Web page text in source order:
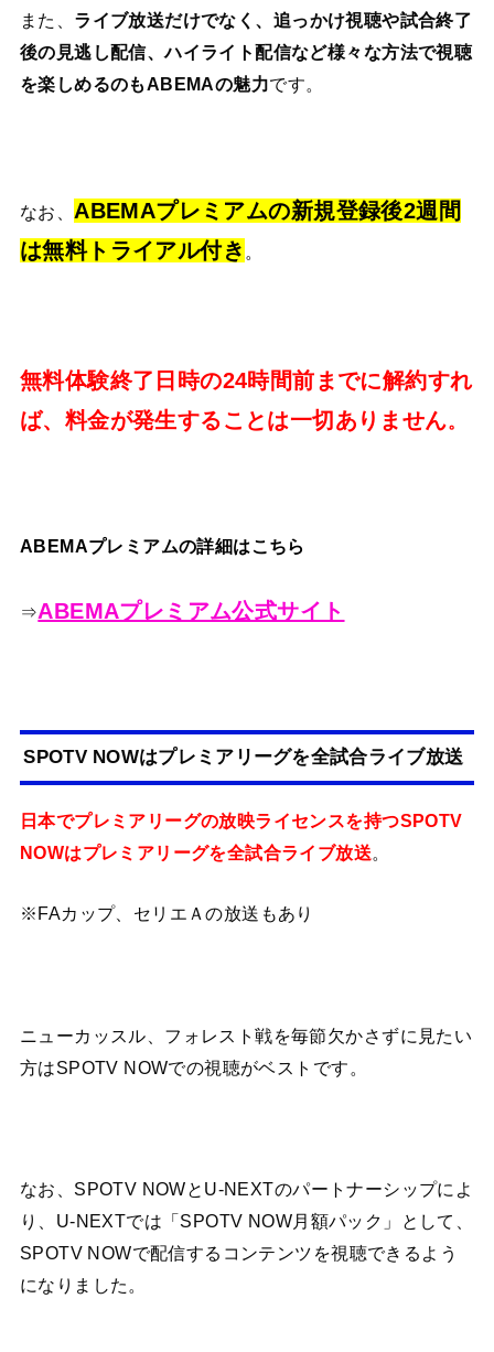
また、 ライブ放送だけでなく、追っかけ視聴や試合終了
後の見逃し配信、ハイライト配信など様々な方法で視聴
を楽しめるのもABEMAの魅力です。
なお、 ABEMAプレミアムの新規登録後2週間
は無料トライアル付き 。
無料体験終了日時の24時間前までに解約すれ
ば、料金が発生することは一切ありません。
ABEMAプレミアムの詳細はこちら
⇒ABEMAプレミアム公式サイト
SPOTV NOWはプレミアリーグを全試合ライブ放送
日本でプレミアリーグの放映ライセンスを持つSPOTV
NOWはプレミアリーグを全試合ライブ放送
※FAカップ、セリエＡの放送もあり
ニューカッスル、フォレスト戦を毎節欠かさずに見たい
方はSPOTV NOWでの視聴がベストです。
なお、SPOTV NOWとU-NEXTのパートナーシップによ
り、U-NEXTでは「SPOTV NOW月額パック」として、
SPOTV NOWで配信するコンテンツを視聴できるよう
になりました。